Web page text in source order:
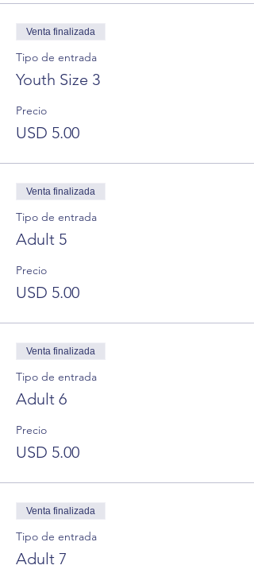
Venta finalizada
Tipo de entrada
Youth Size 3
Precio
USD 5.00
Venta finalizada
Tipo de entrada
Adult 5
Precio
USD 5.00
Venta finalizada
Tipo de entrada
Adult 6
Precio
USD 5.00
Venta finalizada
Tipo de entrada
Adult 7